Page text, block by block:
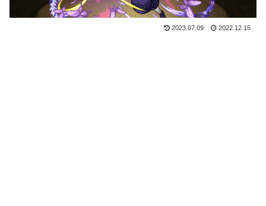
2023.07.09 2022.12.15